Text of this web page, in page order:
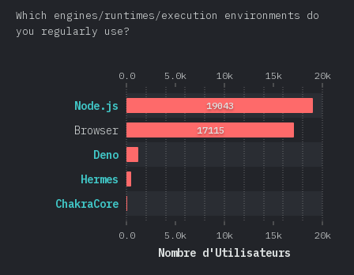
Which engines/runtimes/execution environments do
you regularly use?
0.0 5.0k 10k 15k 20k
0.0 5.0k 10k 15k 20k
Nombre d'Utilisateurs
ChakraCore
Hermes
Deno
Browser
Node.js
17115
19043